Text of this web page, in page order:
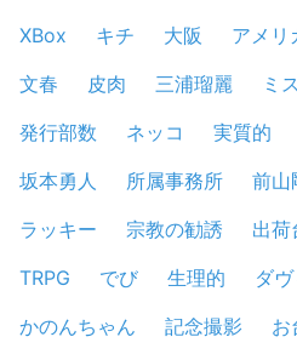
XBox
キチ 大阪 アメリ
文春
皮肉 三浦瑠麗 ミ
発行部数
ネッコ 実質的
坂本勇人
所属事務所 前山
ラッキー
宗教の勧誘 出荷
TRPG
でび 生理的 ダ
かのんちゃん
記念撮影 お